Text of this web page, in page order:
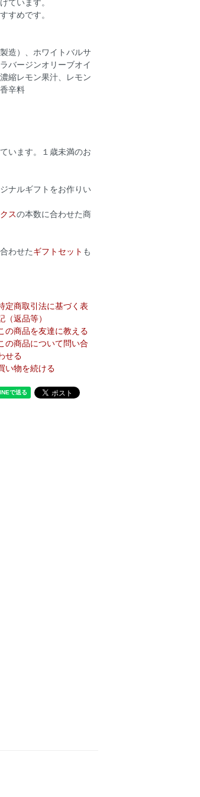
ています。
すめです。
造）、ホワイトバルサ
バージンオリーブオイ
縮レモン果汁、レモン
辛料
います。１歳未満のお
ナルギフトをお作りい
スの本数に合わせた商
わせたギフトセット も
定商取引法に基づく表
（返品等）
の商品を友達に教える
の商品について問い合
せる
い物を続ける